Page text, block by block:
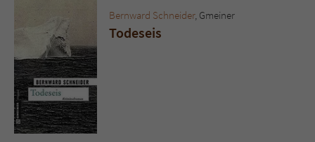
Bernward Schneider, Gmeiner
Todeseis